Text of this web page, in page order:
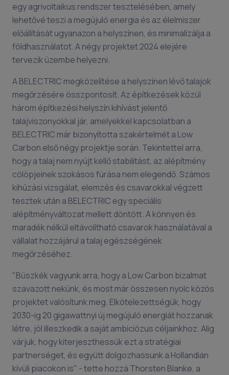
egy agrivoltaikus rendszer tesztelésében, amely
lehetővé teszi a megújuló energia és az élelmiszer
előállítását ugyanazon a helyszínen, és minimalizálja a
földhasználatot. A négy projektet 2024 elejére
tervezik üzembe helyezni.
A BELECTRIC megközelítése a helyszínen lévő talajok
megőrzésére összpontosít. Az építkezések közül
három építkezési helyszín kihívást jelentő
talajviszonyokkal jár, amelyekkel kapcsolatban a
BELECTRIC már bizonyította szakértelmét a Low
Carbon első négy projektje során. Tekintettel arra,
hogy a talaj nem nyújt kellő stabilitást, az alépítmény
cölöpjeinek szokásos fúrása nem elegendő. Számos
kihúzási vizsgálat, elemzés és csavarokkal végzett
tesztek után a BELECTRIC egy speciális
alépítményváltozat mellett döntött. A könnyen és
maradék nélkül eltávolítható csavarok használatával a
vállalat hozzájárul a talaj egészségének
megőrzéséhez.
"Büszkék vagyunk arra, hogy a Low Carbon bizalmat
szavazott nekünk, és most már összesen nyolc közös
projektet valósítunk meg. Elkötelezettségük, hogy
2030-ig 20 gigawattnyi új megújuló energiát hozzanak
létre, jól illeszkedik a saját ambiciózus céljainkhoz. Alig
várjuk, hogy kiterjeszthessük ezt a stratégiai
partnerséget, és együtt dolgozhassunk a Hollandián
kívüli piacokon is" - tette hozzá Thorsten Blanke, a